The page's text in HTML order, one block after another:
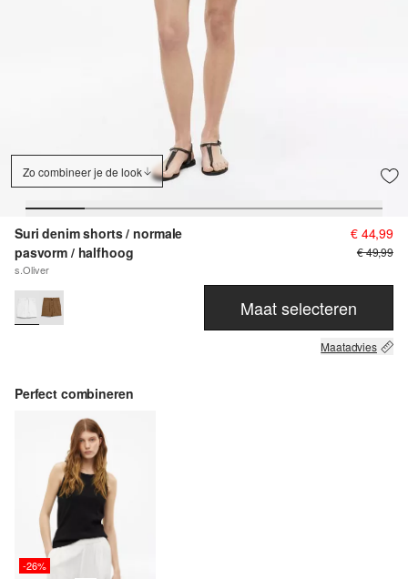
Zo combineer je de look
Suri denim shorts / normale
pasvorm / halfhoog
s.Oliver
€ 44,99
€ 49,99
Maat selecteren
Maatadvies
Perfect combineren
-26%